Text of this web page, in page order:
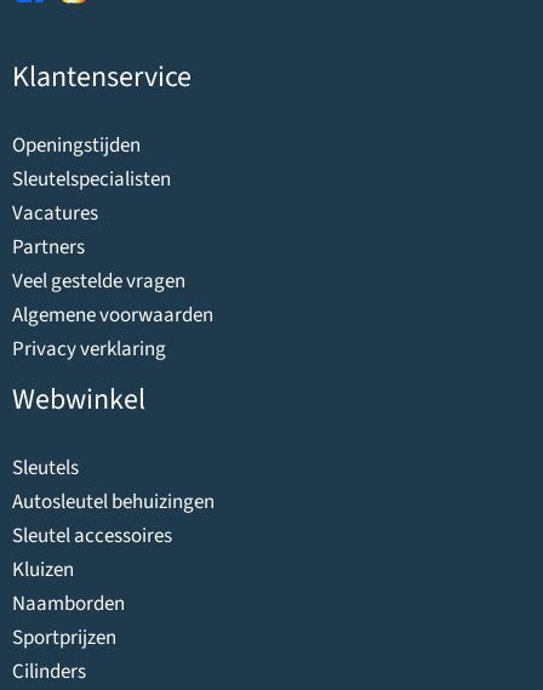
Klantenservice
Openingstijden
Sleutelspecialisten
Vacatures
Partners
Veel gestelde vragen
Algemene voorwaarden
Privacy verklaring
Webwinkel
Sleutels
Autosleutel behuizingen
Sleutel accessoires
Kluizen
Naamborden
Sportprijzen
Cilinders